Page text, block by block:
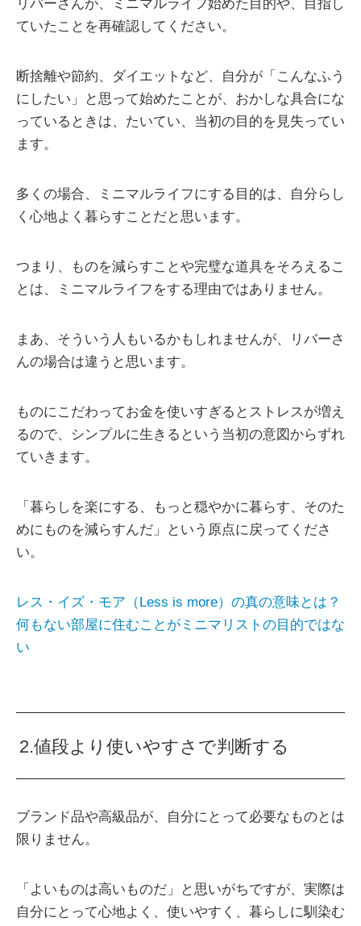
リバーさんが、ミニマルライフ始めた目的や、目指し
ていたことを再確認してください。
断捨離や節約、ダイエットなど、自分が「こんなふう
にしたい」と思って始めたことが、おかしな具合にな
っているときは、たいてい、当初の目的を見失ってい
ます。
多くの場合、ミニマルライフにする目的は、自分らし
く心地よく暮らすことだと思います。
つまり、ものを減らすことや完璧な道具をそろえるこ
とは、ミニマルライフをする理由ではありません。
まあ、そういう人もいるかもしれませんが、リバーさ
んの場合は違うと思います。
ものにこだわってお金を使いすぎるとストレスが増え
るので、シンプルに生きるという当初の意図からずれ
ていきます。
「暮らしを楽にする、もっと穏やかに暮らす、そのた
めにものを減らすんだ」という原点に戻ってくださ
い。
レス・イズ・モア（Less is more）の真の意味とは？
何もない部屋に住むことがミニマリストの目的ではな
い
2.値段より使いやすさで判断する
ブランド品や高級品が、自分にとって必要なものとは
限りません。
「よいものは高いものだ」と思いがちですが、実際は
自分にとって心地よく、使いやすく、暮らしに馴染む